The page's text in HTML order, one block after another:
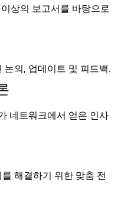
이상의 보고서를 바탕으로
의, 업데이트 및 피드백.
네트워크에서 얻은 인사
해결하기 위한 맞춤 전